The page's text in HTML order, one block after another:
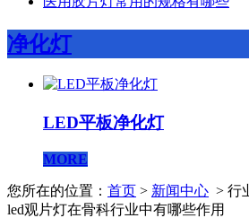
净化灯
LED平板净化灯
MORE
您所在的位置： 首页 > 新闻中心 > 行
led观片灯在骨科行业中有哪些作用